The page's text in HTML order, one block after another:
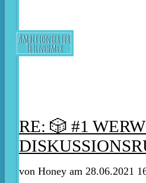
Ambitionierter
Teilnehmer
RE: 🎲 #1
von Honey am 28.06.2021